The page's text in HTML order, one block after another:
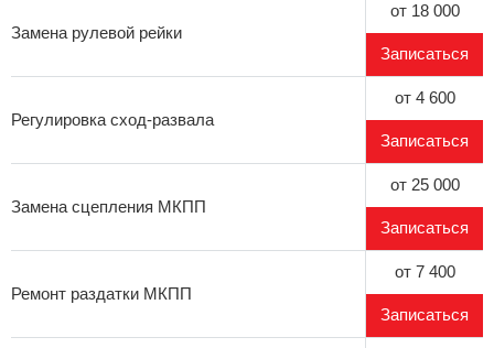
Замена рулевой рейки
от 18 000
Записаться
Регулировка сход-развала
от 4 600
Записаться
Замена сцепления МКПП
от 25 000
Записаться
Ремонт раздатки МКПП
от 7 400
Записаться